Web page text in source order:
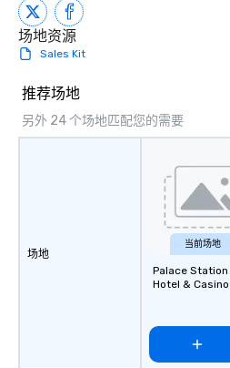
场地资源
Sales Kit
推荐场地
另外 24 个场地匹配您的需要
场地
当前场地
Palace Station
Hotel & Casino